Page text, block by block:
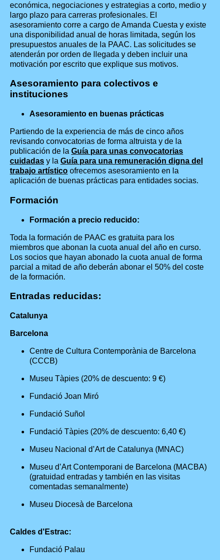
económica, negociaciones y estrategias a corto, medio y
largo plazo para carreras profesionales. El
asesoramiento corre a cargo de Amanda Cuesta y existe
una disponibilidad anual de horas limitada, según los
presupuestos anuales de la PAAC. Las solicitudes se
atenderán por orden de llegada y deben incluir una
motivación por escrito que explique sus motivos.
Asesoramiento para colectivos e
instituciones
Asesoramiento en buenas prácticas
Partiendo de la experiencia de más de cinco años
revisando convocatorias de forma altruista y de la
publicación de la Guía para unas convocatorias
cuidadas y la Guía para una remuneración digna del
trabajo artístico ofrecemos asesoramiento en la
aplicación de buenas prácticas para entidades socias.
Formación
Formación a precio reducido:
Toda la formación de PAAC es gratuita para los
miembros que abonan la cuota anual del año en curso.
Los socios que hayan abonado la cuota anual de forma
parcial a mitad de año deberán abonar el 50% del coste
de la formación.
Entradas reducidas:
Catalunya
Barcelona
Centre de Cultura Contemporània de Barcelona
(CCCB)
Museu Tàpies (20% de descuento: 9 €)
Fundació Joan Miró
Fundació Suñol
Fundació Tàpies (20% de descuento: 6,40 €)
Museu Nacional d’Art de Catalunya (MNAC)
Museu d’Art Contemporani de Barcelona (MACBA)
(gratuidad entradas y también en las visitas
comentadas semanalmente)
Museu Diocesà de Barcelona
Caldes d'Estrac:
Fundació Palau